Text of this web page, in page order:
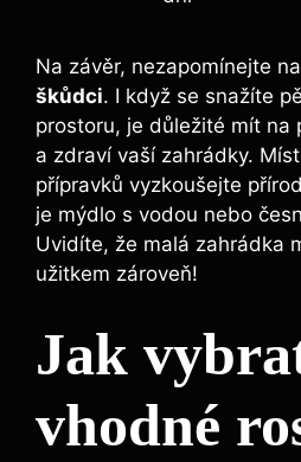
Na závěr, nezapomínejte na
škůdci. I když se snažíte
prostoru, je důležité mít na
a zdraví vaší zahrádky.
přípravků vyzkoušejte
je mýdlo s vodou nebo
Uvidíte, že malá zahrádka
užitkem zároveň!
Jak
vhodné